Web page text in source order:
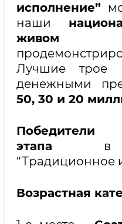
исполнение”
наши
живом
Лучшие трое
денежными
50, 30 и 20
Победители
этапа в
“Традиционное
Возрастная